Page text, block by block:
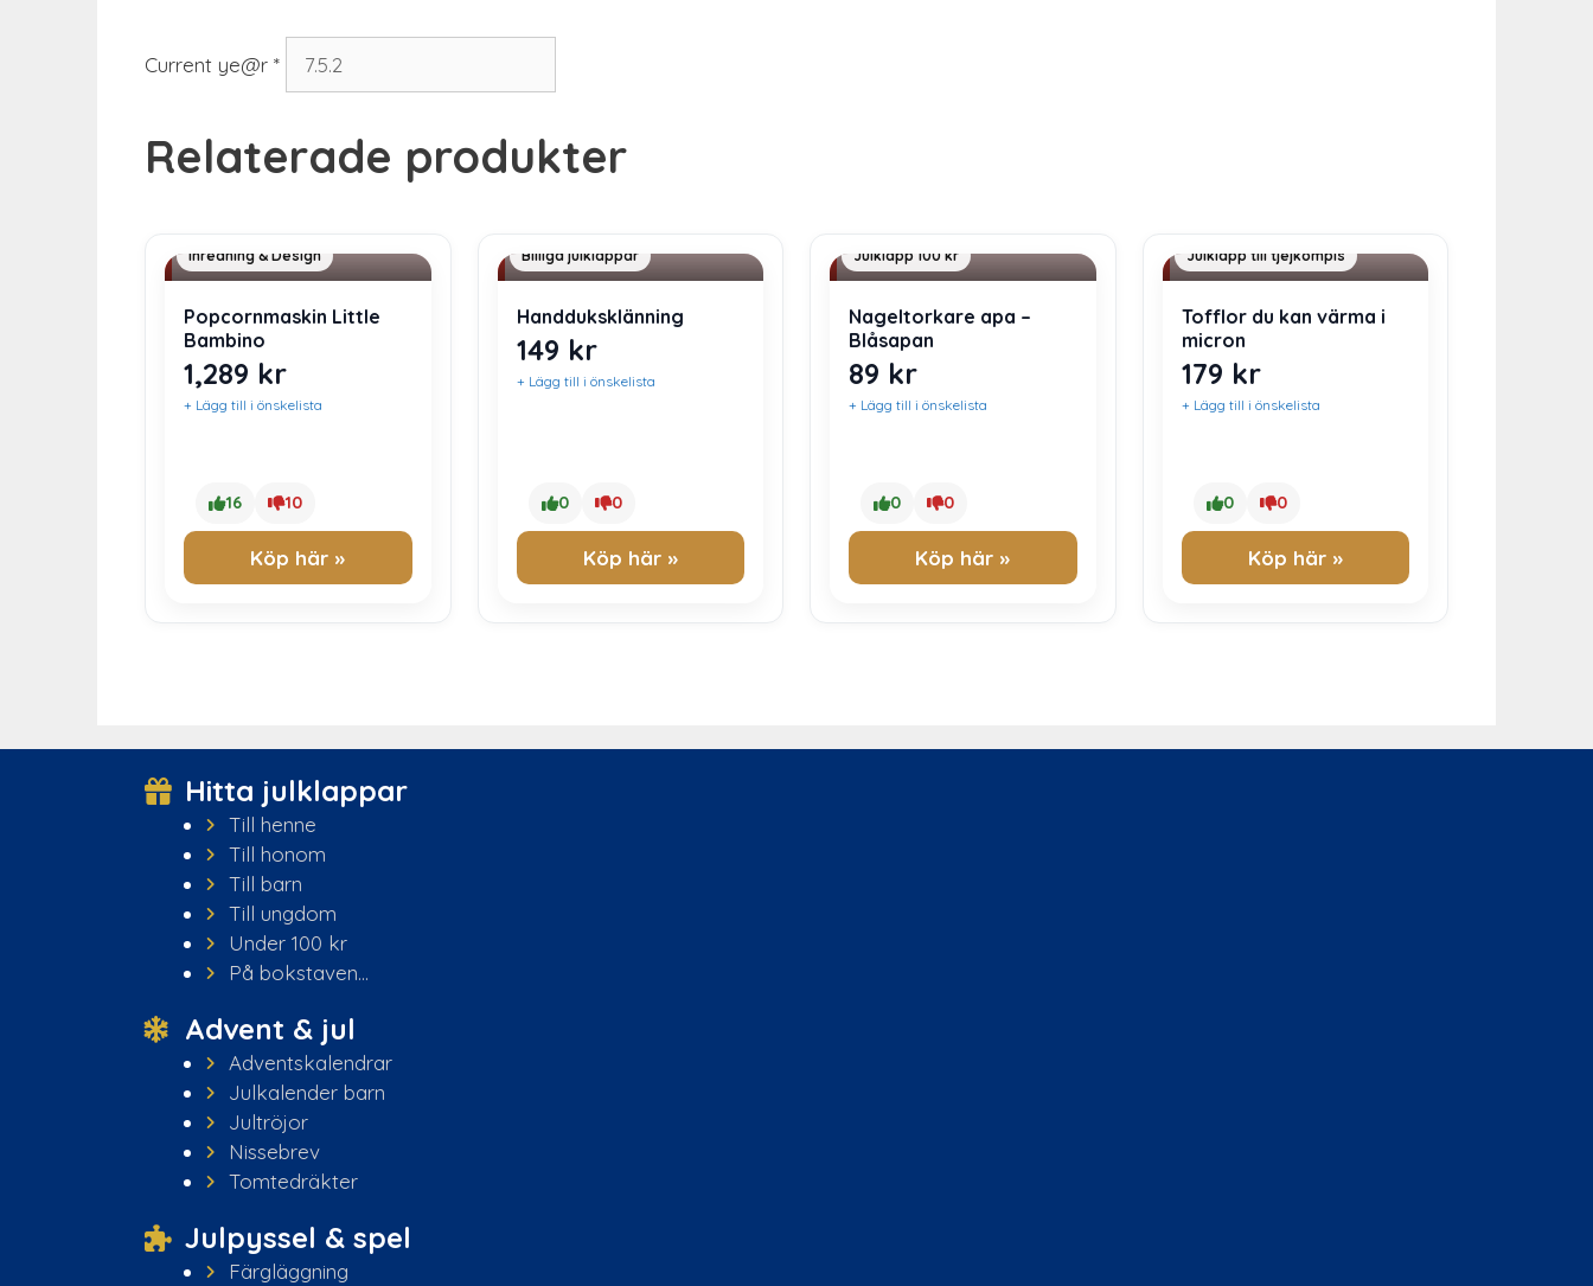
Current ye@r *
Relaterade produkter
Inredning & Design
Popcornmaskin Little
Bambino
1,289 kr
+ Lägg till i önskelista
16 10
Köp här »
Billiga julklappar
Handduksklänning
149 kr
+ Lägg till i önskelista
0 0
Köp här »
Julklapp 100 kr
Nageltorkare apa –
Blåsapan
89 kr
+ Lägg till i önskelista
0 0
Köp här »
Julklapp till tjejkompis
Tofflor du kan värma i
micron
179 kr
+ Lägg till i önskelista
0 0
Köp här »
Hitta julklappar
Till henne
Till honom
Till barn
Till ungdom
Under 100 kr
På bokstaven...
Advent & jul
Adventskalendrar
Julkalender barn
Jultröjor
Nissebrev
Tomtedräkter
Julpyssel & spel
Färgläggning